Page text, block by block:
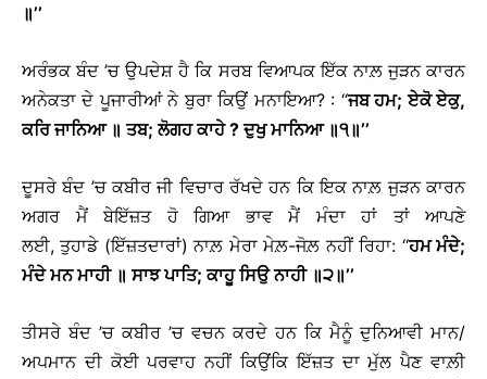
॥’’
ਅਰੰਭਕ ਬੰਦ ’ਚ ਉਪਦੇਸ਼ ਹੈ ਕਿ ਸਰਬ ਵਿਆਪਕ ਇੱਕ ਨਾਲ਼ ਜੁੜਨ ਕਾਰਨ
ਅਨੇਕਤਾ ਦੇ ਪੂਜਾਰੀਆਂ ਨੇ ਬੁਰਾ ਕਿਉਂ ਮਨਾਇਆ? : ‘‘ਜਬ ਹਮ; ਏਕੋ ਏਕੁ,
ਕਰਿ ਜਾਨਿਆ ॥ ਤਬ; ਲੋਗਹ ਕਾਹੇ ? ਦੁਖੁ ਮਾਨਿਆ ॥੧॥’’
ਦੂਸਰੇ ਬੰਦ ’ਚ ਕਬੀਰ ਜੀ ਵਿਚਾਰ ਰੱਖਦੇ ਹਨ ਕਿ ਇਕ ਨਾਲ਼ ਜੁੜਨ ਕਾਰਨ
ਅਗਰ ਮੈਂ ਬੇਇੱਜ਼ਤ ਹੋ ਗਿਆ ਭਾਵ ਮੈਂ ਮੰਦਾ ਹਾਂ ਤਾਂ ਆਪਣੇ
ਲਈ, ਤੁਹਾਡੇ (ਇੱਜ਼ਤਦਾਰਾਂ) ਨਾਲ਼ ਮੇਰਾ ਮੇਲ਼-ਜੋਲ਼ ਨਹੀਂ ਰਿਹਾ: ‘‘ਹਮ ਮੰਦੇ;
ਮੰਦੇ ਮਨ ਮਾਹੀ ॥ ਸਾਝ ਪਾਤਿ; ਕਾਹੂ ਸਿਉ ਨਾਹੀ ॥੨॥’’
ਤੀਸਰੇ ਬੰਦ ’ਚ ਕਬੀਰ ’ਚ ਵਚਨ ਕਰਦੇ ਹਨ ਕਿ ਮੈਨੂੰ ਦੁਨਿਆਵੀ ਮਾਨ/
ਅਪਮਾਨ ਦੀ ਕੋਈ ਪਰਵਾਹ ਨਹੀਂ ਕਿਉਂਕਿ ਇੱਜ਼ਤ ਦਾ ਮੁੱਲ ਪੈਣ ਵਾਲ਼ੀ